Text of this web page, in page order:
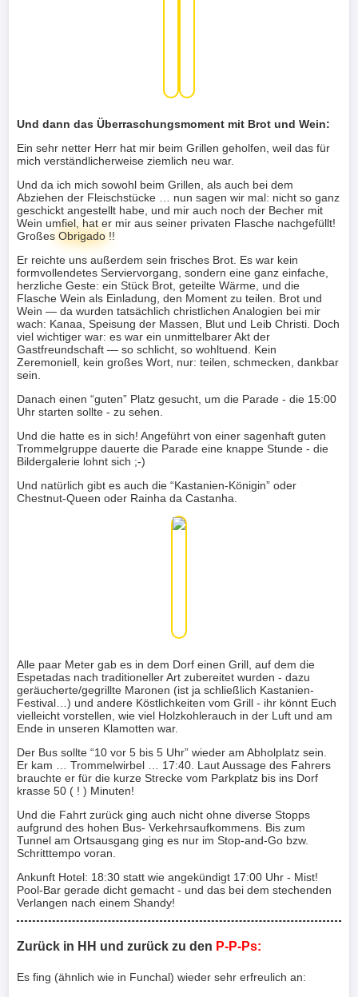
Und dann das Überraschungsmoment mit Brot und Wein:
Ein sehr netter Herr hat mir beim Grillen geholfen, weil das für
mich verständlicherweise ziemlich neu war.
Und da ich mich sowohl beim Grillen, als auch bei dem
Abziehen der Fleischstücke … nun sagen wir mal: nicht so ganz
geschickt angestellt habe, und mir auch noch der Becher mit
Wein umfiel, hat er mir aus seiner privaten Flasche nachgefüllt!
GroßesObrigado !!
Er reichte uns außerdem sein frisches Brot. Es war kein
formvollendetes Serviervorgang, sondern eine ganz einfache,
herzliche Geste: ein Stück Brot, geteilte Wärme, und die
Flasche Wein als Einladung, den Moment zu teilen. Brot und
Wein — da wurden tatsächlich christlichen Analogien bei mir
wach: Kanaa, Speisung der Massen, Blut und Leib Christi. Doch
viel wichtiger war: es war ein unmittelbarer Akt der
Gastfreundschaft — so schlicht, so wohltuend. Kein
Zeremoniell, kein großes Wort, nur: teilen, schmecken, dankbar
sein.
Danach einen “guten” Platz gesucht, um die Parade - die 15:00
Uhr starten sollte - zu sehen.
Und die hatte es in sich! Angeführt von einer sagenhaft guten
Trommelgruppe dauerte die Parade eine knappe Stunde - die
Bildergalerie lohnt sich ;-)
Und natürlich gibt es auch die “Kastanien-Königin” oder
Chestnut-Queen oder Rainha da Castanha.
Alle paar Meter gab es in dem Dorf einen Grill, auf dem die
Espetadas nach traditioneller Art zubereitet wurden - dazu
geräucherte/gegrillte Maronen (ist ja schließlich Kastanien-
Festival…) und andere Köstlichkeiten vom Grill - ihr könnt Euch
vielleicht vorstellen, wie viel Holzkohlerauch in der Luft und am
Ende in unseren Klamotten war.
Der Bus sollte “10 vor 5 bis 5 Uhr” wieder am Abholplatz sein.
Er kam … Trommelwirbel … 17:40. Laut Aussage des Fahrers
brauchte er für die kurze Strecke vom Parkplatz bis ins Dorf
krasse 50 ( ! ) Minuten!
Und die Fahrt zurück ging auch nicht ohne diverse Stopps
aufgrund des hohen Bus- Verkehrsaufkommens. Bis zum
Tunnel am Ortsausgang ging es nur im Stop-and-Go bzw.
Schritttempo voran.
Ankunft Hotel: 18:30 statt wie angekündigt 17:00 Uhr - Mist!
Pool-Bar gerade dicht gemacht - und das bei dem stechenden
Verlangen nach einem Shandy!
Zurück in HH und zurück zu den P-P-Ps:
Es fing (ähnlich wie in Funchal) wieder sehr erfreulich an: